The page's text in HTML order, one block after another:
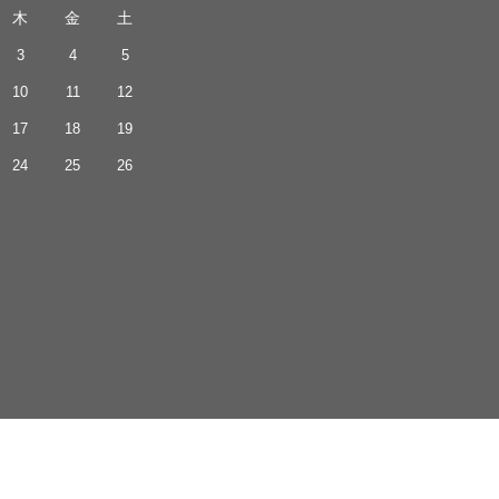
木 金 土
3 4 5
10 11 12
17 18 19
24 25 26